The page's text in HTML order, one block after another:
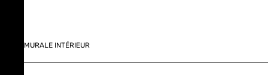
MURALE INTÉRIEUR